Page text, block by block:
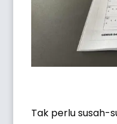
Tak perlu susah-